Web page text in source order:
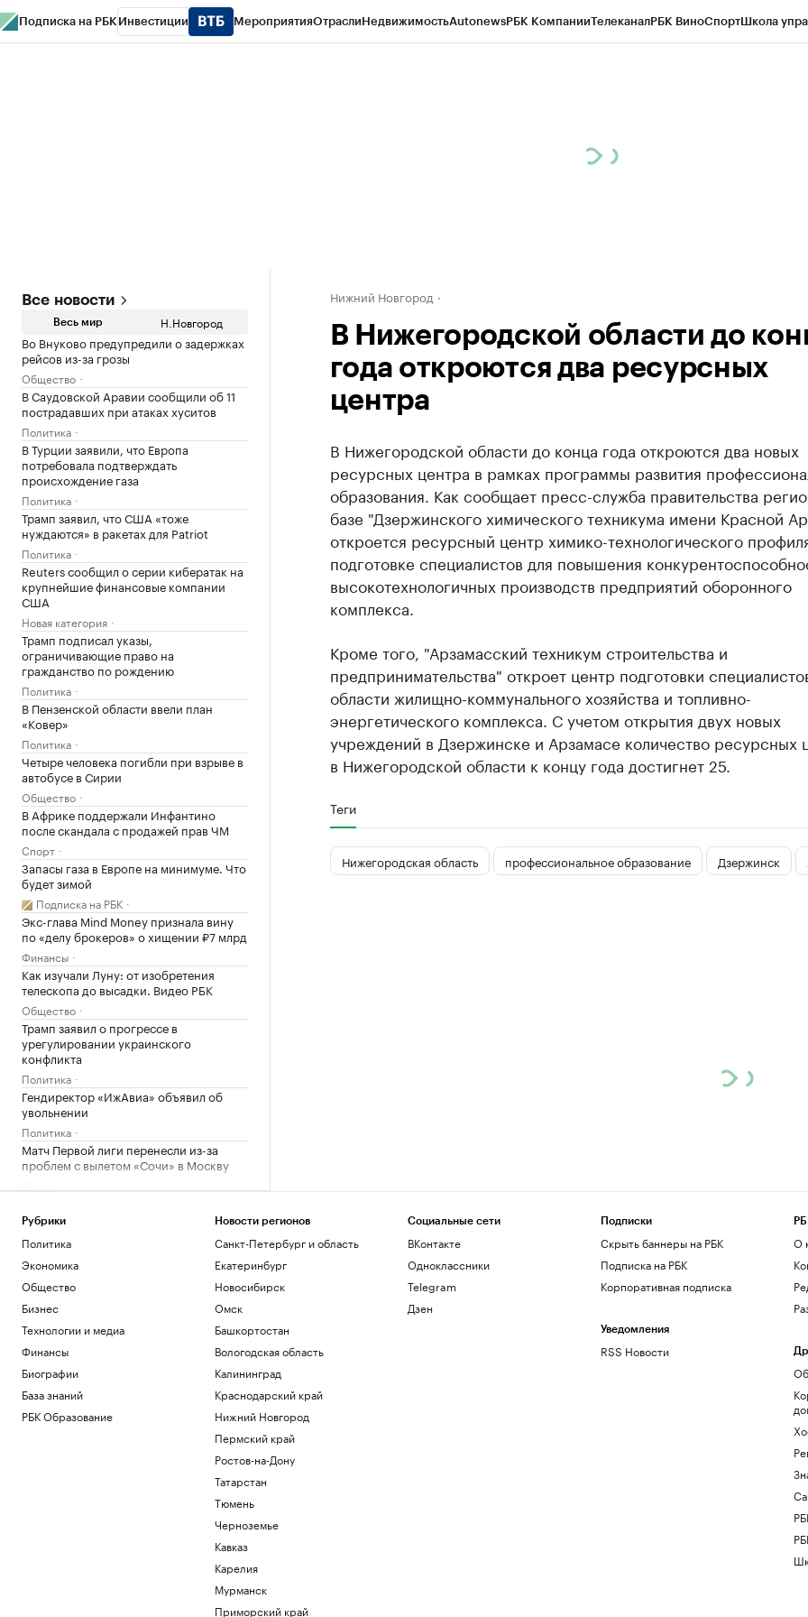
Подписка на РБК Инвестиции МероприятияОтраслиНедвижимостьAutonewsРБК КомпанииТелеканалРБК ВиноСпортШкола
Все новости
Весь мир Н.Новгород
Во Внуково предупредили о задержках
рейсов из-за грозы
Общество
В Саудовской Аравии сообщили об 11
пострадавших при атаках хуситов
Политика
В Турции заявили, что Европа
потребовала подтверждать
происхождение газа
Политика
Трамп заявил, что США «тоже
нуждаются» в ракетах для Patriot
Политика
Reuters сообщил о серии кибератак на
крупнейшие финансовые компании
США
Новая категория
Трамп подписал указы,
ограничивающие право на
гражданство по рождению
Политика
В Пензенской области ввели план
«Ковер»
Политика
Четыре человека погибли при взрыве в
автобусе в Сирии
Общество
В Африке поддержали Инфантино
после скандала с продажей прав ЧМ
Спорт
Запасы газа в Европе на минимуме. Что
будет зимой
Подписка на РБК
Экс-глава Mind Money признала вину
по «делу брокеров» о хищении ₽7 млрд
Финансы
Как изучали Луну: от изобретения
телескопа до высадки. Видео РБК
Общество
Трамп заявил о прогрессе в
урегулировании украинского
конфликта
Политика
Гендиректор «ИжАвиа» объявил об
увольнении
Политика
Матч Первой лиги перенесли из-за
проблем с вылетом «Сочи» в Москву
самым дорогим британским вратарем
Спорт
квартирах «Серии плюс»
РБК и ПИК Серия плюс
Аэропорт Домодедово открыли для
приема и вылета самолетов
Политика
Женщина и ребенок погибли во время
непогоды в Смоленске
Общество
Обвиняемой по делу о порнографии
экс-участнице «Дома-2» запросили
Нижний Новгород
В Нижегородской области до
года откроются два ресурсных
центра
В Нижегородской области до конца года откроются два новых
ресурсных центра в рамках программы развития
образования. Как сообщает пресс-служба правительства
базе "Дзержинского химического техникума имени Красной
откроется ресурсный центр химико-технологического
подготовке специалистов для повышения
высокотехнологичных производств предприятий оборонного
комплекса.
Кроме того, "Арзамасский техникум строительства и
предпринимательства" откроет центр подготовки
области жилищно-коммунального хозяйства и топливно-
энергетического комплекса. С учетом открытия двух новых
учреждений в Дзержинске и Арзамасе количество ресурсных
в Нижегородской области к концу года достигнет 25.
Теги
Нижегородская область профессиональное образование Дзержинск
Рубрики
Политика
Экономика
Общество
Бизнес
Технологии и медиа
Финансы
Биографии
База знаний
РБК Образование
Новости регионов
Санкт-Петербург и область
Екатеринбург
Новосибирск
Омск
Башкортостан
Вологодская область
Калининград
Краснодарский край
Нижний Новгород
Пермский край
Ростов-на-Дону
Татарстан
Тюмень
Черноземье
Кавказ
Карелия
Мурманск
Приморский край
Социальные сети
ВКонтакте
Одноклассники
Telegram
Дзен
Подписки
Скрыть баннеры на РБК
Подписка на РБК
Корпоративная подписка
Уведомления
RSS Новости
О